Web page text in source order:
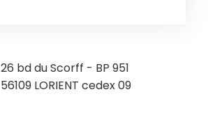
26 bd du Scorff - BP 951
56109 LORIENT cedex 09